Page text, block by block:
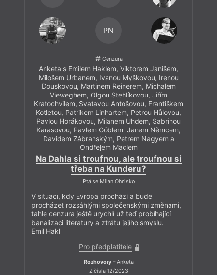
PN
Cenzura
Anketa s Emilem Haklem, Viktorem Janišem,
Milošem Urbanem, Ivanou Myškovou, Irenou
Douskovou, Martinem Reinerem, Michalem
Vieweghem, Olgou Stehlíkovou, Jiřím
Kratochvilem, Svatavou Antošovou, Františkem
Kotletou, Patrikem Linhartem, Petrou Hůlovou,
Pavlou Horákovou, Milanem Uhdem, Sabrinou
Karasovou, Pavlem Göblem, Janem Němcem,
Davidem Zábranským, Petrem Nagyem a
Ondřejem Maclem
Na Dahla si troufnou, ale troufnou si
třeba na Kunderu?
Ptá se Milan Ohnisko
V situaci, kdy Evropa prochází a bude
procházet rozsáhlými společenskými změnami,
tahle cenzura ještě urychlí už teď probíhající
banalizaci literatury a ztrátu jejího smyslu.
Emil Hakl
Pro předplatitele
Rozhovory– Anketa
Z čísla 12/2023